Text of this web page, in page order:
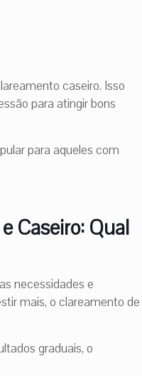
caseiro. Isso
para atingir bons
para aqueles com
Caseiro: Qual
necessidades e
mais, o clareamento de
graduais, o